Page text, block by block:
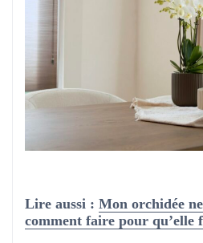
Lire aussi : Mon orchidée
comment faire pour qu’elle